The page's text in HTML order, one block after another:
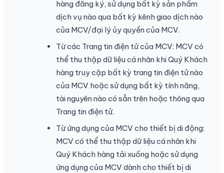
hàng đăng ký, sử dụng bất kỳ sản phẩm
dịch vụ nào qua bất kỳ kênh giao dịch nào
của MCV/đại lý ủy quyền của MCV.
Từ các Trang tin điện tử của MCV: MCV có
thể thu thập dữ liệu cá nhân khi Quý Khách
hàng truy cập bất kỳ trang tin điện tử nào
của MCV hoặc sử dụng bất kỳ tính năng,
tài nguyên nào có sẵn trên hoặc thông qua
Trang tin điện tử.
Từ ứng dụng của MCV cho thiết bị di động:
MCV có thể thu thập dữ liệu cá nhân khi
Quý Khách hàng tải xuống hoặc sử dụng
ứng dụng của MCV dành cho thiết bị di